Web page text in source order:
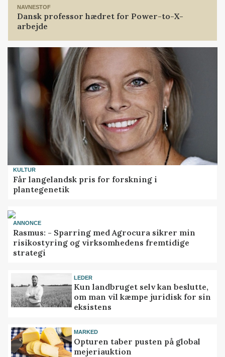
NAVNESTOF
Dansk professor hædret for Power-to-X-
arbejde
KULTUR
Får langelandsk pris for forskning i
plantegenetik
ANNONCE
Rasmus: - Sparring med Agrocura sikrer min
risikostyring og virksomhedens fremtidige
strategi
LEDER
Kun landbruget selv kan beslutte,
om man vil kæmpe juridisk for sin
eksistens
MARKED
Opturen taber pusten på global
mejeriauktion